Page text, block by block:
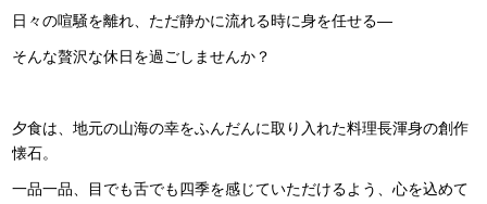
日々の喧騒を離れ、ただ静かに流れる時に身を任せる―
そんな贅沢な休日を過ごしませんか？
夕食は、地元の山海の幸をふんだんに取り入れた料理長渾身の創作
懐石。
一品一品、目でも舌でも四季を感じていただけるよう、心を込めて